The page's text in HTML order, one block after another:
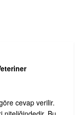
cevap verilir.